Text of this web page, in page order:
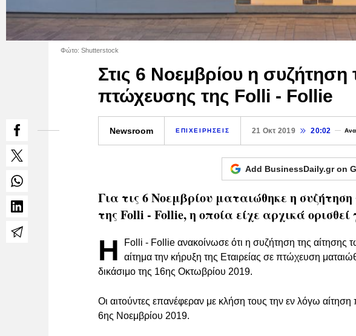
Φώτο: Shutterstock
Στις 6 Νοεμβρίου η συζήτηση
πτώχευσης της Folli - Follie
Newsroom ΕΠΙΧΕΙΡΗΣΕΙΣ 21 Οκτ 2019 20:02
Add BusinessDaily.gr on
Για τις 6 Νοεμβρίου ματαιώθηκε η
της Folli - Follie, η οποία είχε αρχικά
Η
Folli - Follie ανακοίνωσε ότι η συζήτηση της
αίτημα την κήρυξη της Εταιρείας σε πτώχευση
δικάσιμο της 16ης Οκτωβρίου 2019.
Οι αιτούντες επανέφεραν με κλήση τους την εν λόγω
6ης Νοεμβρίου 2019.